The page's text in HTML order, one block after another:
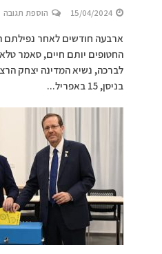
15/04/2024 הוספת תגובה
ארבעה חודשים לאחר נפילתם
החטופים יותם חיים, סאמר
לברכה, נשיא המדינה יצחק
בניסן, 15 באפריל...